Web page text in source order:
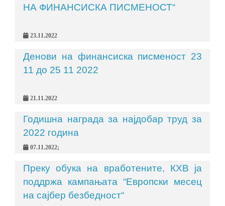
НА ФИНАНСИСКА ПИСМЕНОСТ“
23.11.2022
Денови на финансиска писменост 23
11 до 25 11 2022
21.11.2022
Годишна награда за најдобар труд за
2022 година
07.11.2022;
Преку обука на вработените, КХВ ја
поддржа кампањата “Европски месец
на сајбер безбедност“